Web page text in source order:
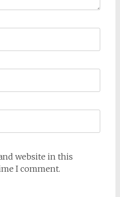
website in this
I comment.